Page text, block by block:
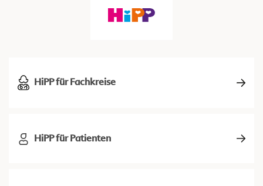
HiPP für Fachkreise
HiPP für Patienten